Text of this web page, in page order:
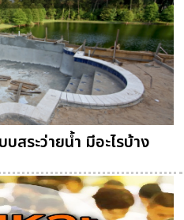
สระว่ายน้ำ มีอะไรบ้าง